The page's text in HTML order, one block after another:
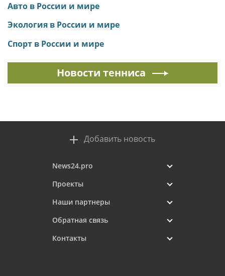
Авто в России и мире
Экология в России и мире
Спорт в России и мире
Новости тенниса
Добавить новость
News24.pro
Проекты
Наши партнеры
Обратная связь
Контакты